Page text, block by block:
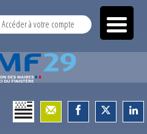
Accéder à votre compte